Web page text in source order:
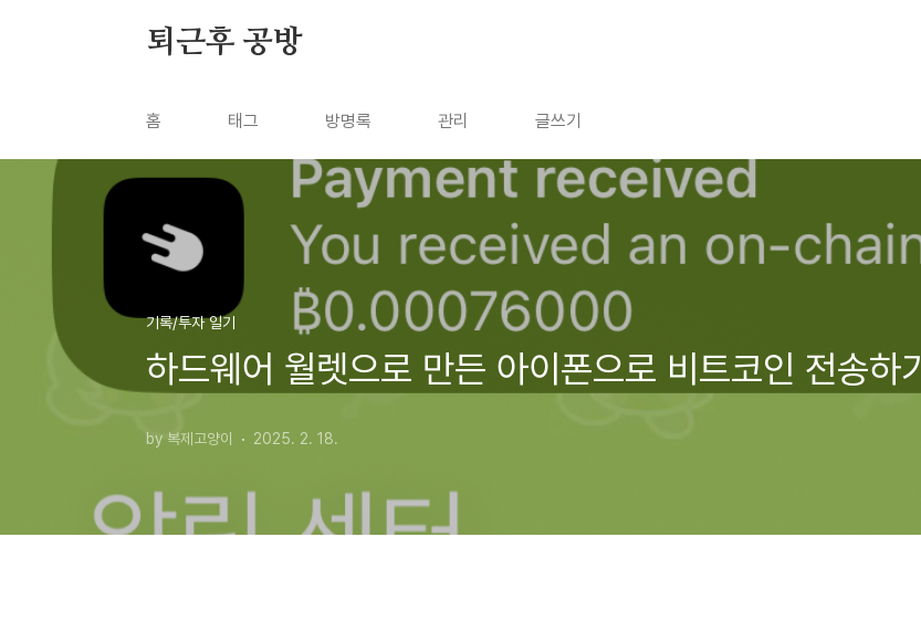
퇴근후 공방
홈 태그 방명록 관리 글쓰기
기록/투자 일기
하드웨어 월렛으로 만든 아이폰으로 비트코인 전송하기
by 복제고양이 2025. 2. 18.